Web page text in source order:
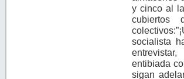
y cinco al
cubiertos
socialista
entibiada
sigan